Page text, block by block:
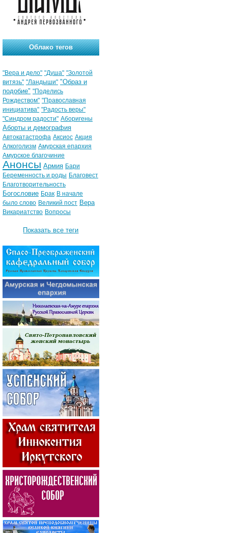
Облако тегов
"Вера и дело" "Душа" "Золотой
витязь" "Ландыши" "Образ и
подобие" "Поделись
Рождеством" "Православная
инициатива" "Радость веры"
"Синдром радости" Аборигены
Аборты и демография
Автокатастрофа Аксиос Акция
Алкоголизм Амурская епархия
Амурское благочиние
Анонсы Армия Бари
Беременность и роды Благовест
Благотворительность
Богословие Брак В начале
было слово Великий пост Вера
Викариатство Вопросы
Показать все теги